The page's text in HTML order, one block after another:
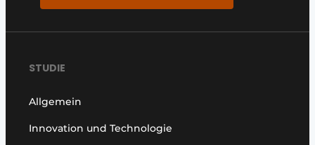
STUDIE
Allgemein
Innovation und Technologie